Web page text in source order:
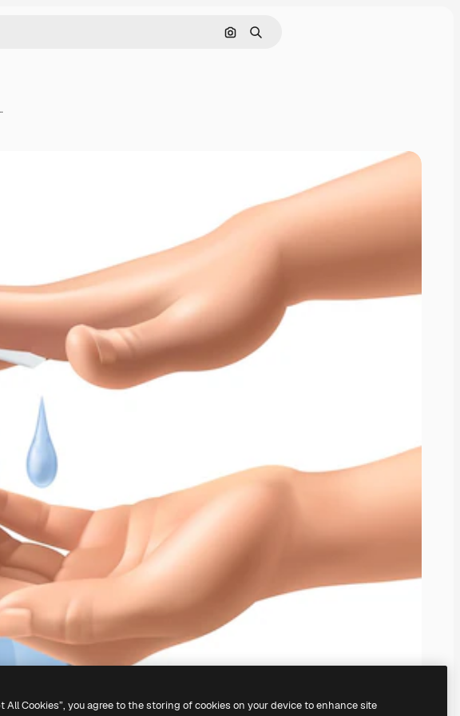
Görüntüyle ara
Aramak
ve grip virüsünden korunma posteri vektör tanıtım afişi
All Cookies”, you agree to the storing of cookies on your device to enhance site